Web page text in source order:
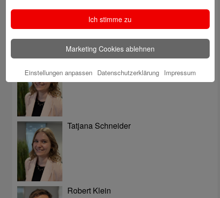
Bericht an die Gesellschaft
Autoren
Tatjana Thüner
Tatjana Schneider
Robert Klein
Ich stimme zu
Marketing Cookies ablehnen
Einstellungen anpassen Datenschutzerklärung Impressum